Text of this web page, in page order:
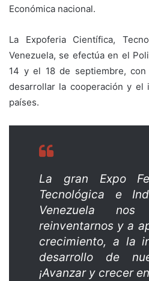
Económica nacional.
La Expoferia Científica,
Venezuela, se efectúa en el
14 y el 18 de septiembre,
desarrollar la cooperación y el
países.
La gran Expo
Tecnológica e
Venezuela
reinventarnos y a
crecimiento, a la
desarrollo de
¡Avanzar y crecer